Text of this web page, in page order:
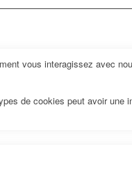
vous interagissez avec
de cookies peut avoir une